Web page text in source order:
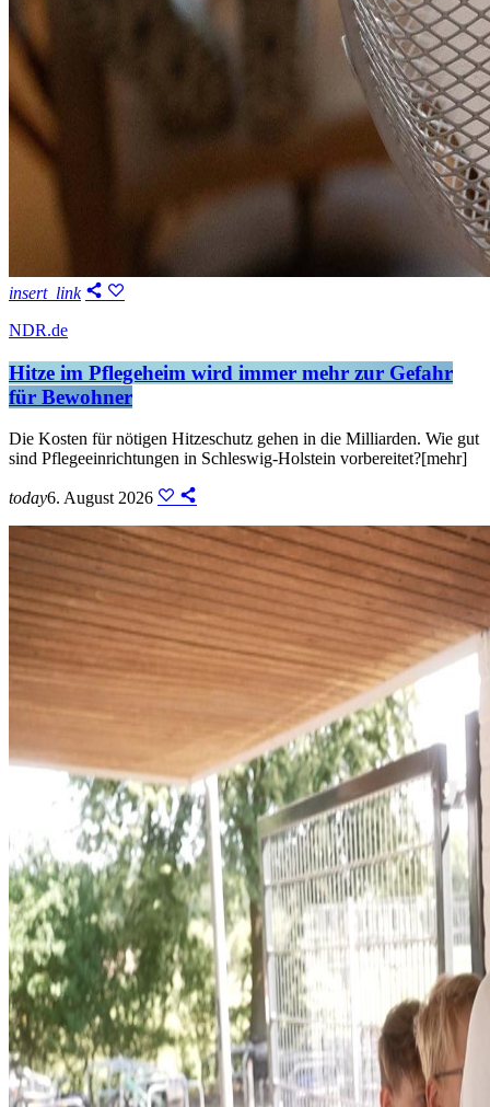
insert_link
NDR.de
Hitze im Pflegeheim wird immer mehr zur Gefahr
für Bewohner
Die Kosten für nötigen Hitzeschutz gehen in die Milliarden. Wie gut
sind Pflegeeinrichtungen in Schleswig-Holstein vorbereitet?[mehr]
today6. August 2026